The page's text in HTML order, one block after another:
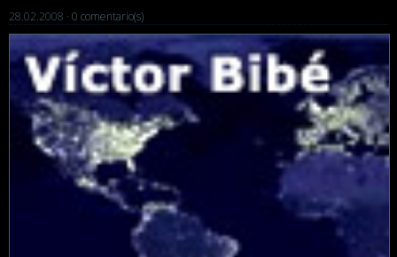
28.02.2008 · 0 comentario(s)